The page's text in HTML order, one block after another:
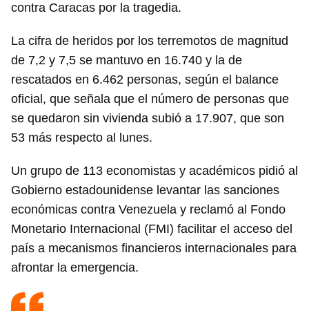
contra Caracas por la tragedia.
La cifra de heridos por los terremotos de magnitud
de 7,2 y 7,5 se mantuvo en 16.740 y la de
rescatados en 6.462 personas, según el balance
oficial, que señala que el número de personas que
se quedaron sin vivienda subió a 17.907, que son
53 más respecto al lunes.
Un grupo de 113 economistas y académicos pidió al
Gobierno estadounidense levantar las sanciones
económicas contra Venezuela y reclamó al Fondo
Monetario Internacional (FMI) facilitar el acceso del
país a mecanismos financieros internacionales para
afrontar la emergencia.